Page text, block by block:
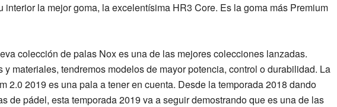
interior la mejor goma, la excelentísima HR3 Core. Es lagoma más Premium
colección de palas Nox es una de las mejores colecciones lanzadas.
y materiales, tendremos modelos de mayor potencia, control o durabilidad. La
2.0 2019 es una pala a tener en cuenta. Desde la temporada 2018 dando
de pádel, esta temporada 2019 va a seguir demostrando que es una de las